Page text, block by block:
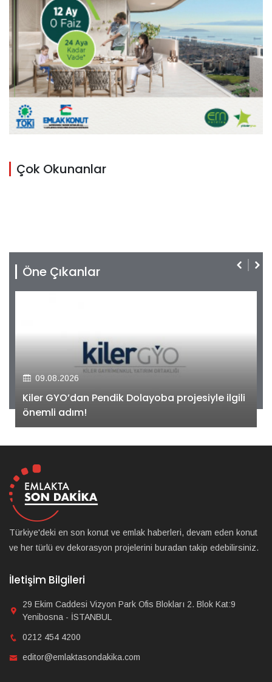
Çok Okunanlar
Öne Çıkanlar
09.08.2026
Kiler GYO’dan Pendik Dolayoba projesiyle ilgili
önemli adım!
Türkiye'deki en son konut ve emlak haberleri, devam eden konut
ve her türlü ev dekorasyon projelerini buradan takip edebilirsiniz.
İletişim Bilgileri
29 Ekim Caddesi Vizyon Park Ofis Blokları 2. Blok Kat:9
Yenibosna - İSTANBUL
0212 454 4200
editor@emlaktasondakika.com